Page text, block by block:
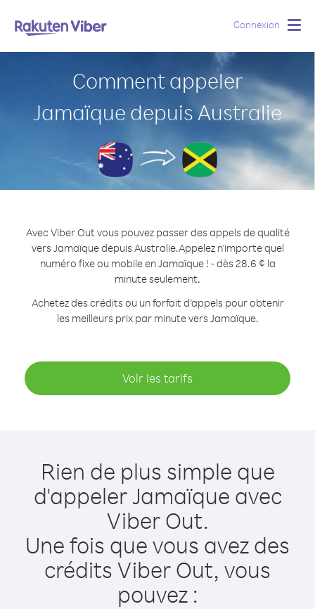
Connexion
Comment appeler
Jamaïque depuis Australie
Avec Viber Out vous pouvez passer des appels de qualité
vers Jamaïque depuis Australie.Appelez n'importe quel
numéro fixe ou mobile en Jamaïque ! - dès 28.6 ¢ la
minute seulement.
Achetez des crédits ou un forfait d’appels pour obtenir
les meilleurs prix par minute vers Jamaïque.
Voir les tarifs
Rien de plus simple que
d'appeler Jamaïque avec
Viber Out.
Une fois que vous avez des
crédits Viber Out, vous
pouvez :